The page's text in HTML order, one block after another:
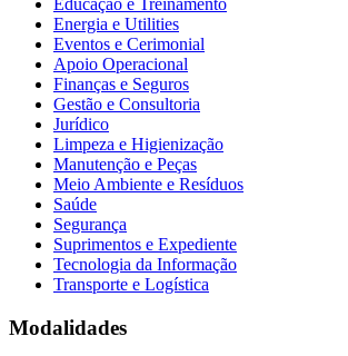
Energia e Utilities
Eventos e Cerimonial
Apoio Operacional
Finanças e Seguros
Gestão e Consultoria
Jurídico
Limpeza e Higienização
Manutenção e Peças
Meio Ambiente e Resíduos
Saúde
Segurança
Suprimentos e Expediente
Tecnologia da Informação
Transporte e Logística
Modalidades